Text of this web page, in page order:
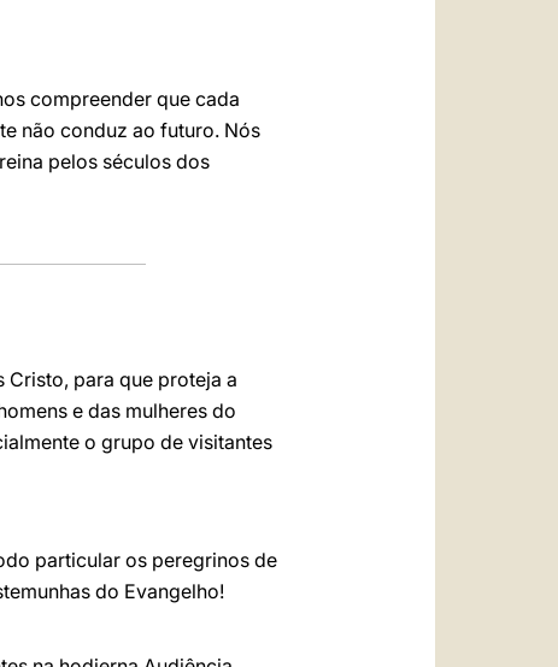
compreender que cada
não conduz ao futuro. Nós
pelos séculos dos
Cristo, para que proteja a
e das mulheres do
o grupo de visitantes
particular os peregrinos de
do Evangelho!